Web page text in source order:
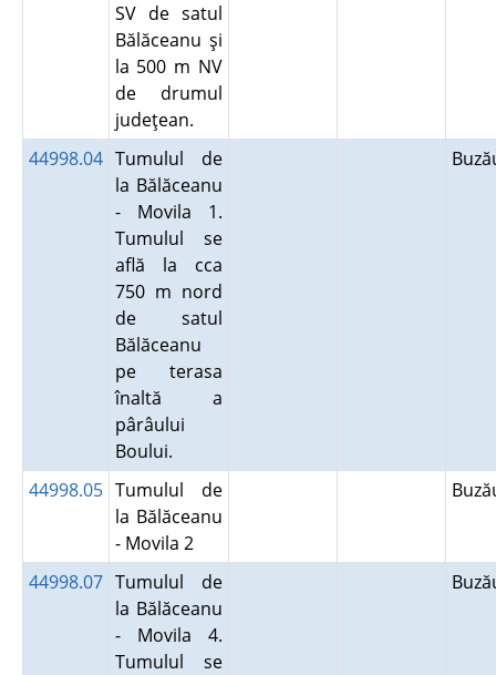
SV de satul
Bălăceanu şi
la 500 m NV
de drumul
judeţean.
44998.04 Tumulul de
la Bălăceanu
- Movila 1.
Tumulul se
află la cca
750 m nord
de satul
Bălăceanu
pe terasa
înaltă a
pârâului
Boului.
44998.05 Tumulul de
la Bălăceanu
- Movila 2
44998.07 Tumulul de
la Bălăceanu
- Movila 4.
Tumulul se